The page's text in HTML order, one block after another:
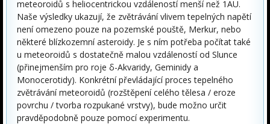
meteoroidů s heliocentrickou vzdáleností menší než 1AU.
Naše výsledky ukazují, že zvětrávání vlivem tepelných napětí
není omezeno pouze na pozemské pouště, Merkur, nebo
některé blízkozemní asteroidy. Je s ním potřeba počítat také
u meteoroidů s dostatečně malou vzdáleností od Slunce
(přinejmenším pro roje δ-Akvaridy, Geminidy a
Monocerotidy). Konkrétní převládající proces tepelného
zvětrávání meteoroidů (rozštěpení celého tělesa / eroze
povrchu / tvorba rozpukané vrstvy), bude možno určit
pravděpodobně pouze pomocí experimentu.